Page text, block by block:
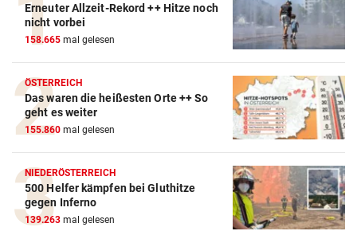
Erneuter Allzeit-Rekord ++ Hitze noch
nicht vorbei
158.665 mal gelesen
ÖSTERREICH
Das waren die heißesten Orte ++ So
geht es weiter
155.860 mal gelesen
NIEDERÖSTERREICH
500 Helfer kämpfen bei Gluthitze
gegen Inferno
139.263 mal gelesen